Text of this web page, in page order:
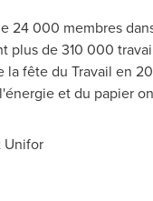
24 000 membres
plus de 310 000
la fête du Travail en
et du papier
Unifor